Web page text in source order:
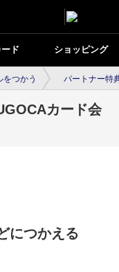
ド ショッピング
をつかう パートナー特
カード会
につかえる